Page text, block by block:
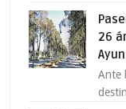
aseguramiento de
26
Ante